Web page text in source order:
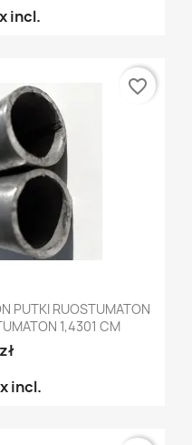
incl.
PUTKI RUOSTUMATON
1,4301 CM
incl.
favorite_border